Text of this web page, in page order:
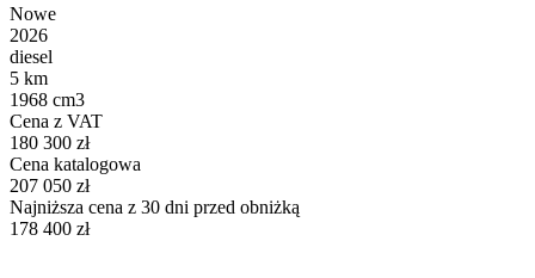
Nowe
2026
diesel
5 km
1968 cm3
Cena z VAT
180 300 zł
Cena katalogowa
207 050 zł
Najniższa cena z 30 dni przed obniżką
178 400 zł